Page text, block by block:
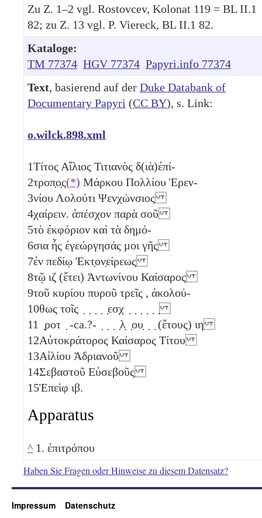
Zu Z. 1–2 vgl. Rostovcev, Kolonat 119 = BL II.1
82; zu Z. 13 vgl. P. Viereck, BL II.1 82.
Kataloge:
TM 77374 HGV 77374 Papyri.info 77374
Text, basierend auf der Duke Databank of
Documentary Papyri (CC BY), s. Link:
o.wilck.898.xml
1Τίτος Αἴλιος Τιτιανὸς δ(ιὰ)ἐπί-
2τροπ̣ο̣ς(*) Μάρκου Πολλίου Ἑρεν-
3νίου Λολούτι Ψενχώνσιος
4χαίρειν. ἀπέσχον παρὰ σοῦ
5τὸ ἐκφόριον καὶ τὰ δημό-
6σια ἧς ἐγεώργησάς μοι γῆς
7ἐν πεδίῳ Ἐκτ̣ον̣είρεως
8τῷ ιζ (ἔτει) Ἀντωνίνου Καίσαρος
9τοῦ κυρίου πυροῦ τρεῖς , ἀκολού-
10θως τοῖς ̣ ̣ ̣ ̣ ̣εσχ ̣ ̣ ̣ ̣ ̣ ̣
11
̣ροτ ̣ -ca.?- ̣ ̣ ̣ ̣λ̣ ̣ου̣ ̣ ̣ (ἔτους) ιη
12Αὐτοκράτορος Καίσαρος Τίτου
13Αἰλίου Ἁδριανοῦ
14Σεβαστοῦ Εὐσεβοῦς
15Ἐπεὶφ ιβ.
Apparatus
^ 1. ἐπιτρόπου
Haben Sie Fragen oder Hinweise zu diesem Datensatz?
Impressum Datenschutz